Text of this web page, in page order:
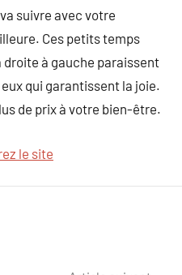
suivre avec votre
Ces petits temps
à gauche paraissent
qui garantissent la joie.
de prix à votre bien-être.
le site